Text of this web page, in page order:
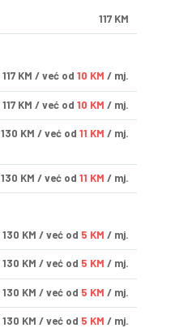
117 KM
117 KM / već od 10 KM / mj.
117 KM / već od 10 KM / mj.
130 KM / već od 11 KM / mj.
130 KM / već od 11 KM / mj.
130 KM / već od 5 KM / mj.
130 KM / već od 5 KM / mj.
130 KM / već od 5 KM / mj.
130 KM / već od 5 KM / mj.